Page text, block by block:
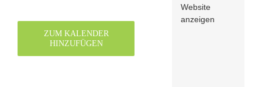
ZUM KALENDER
HINZUFÜGEN
Website
anzeigen